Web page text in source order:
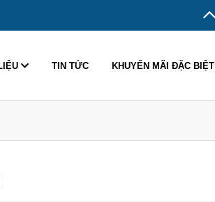
TIN TỨC KHUYẾN MÃI ĐẶC BIỆT